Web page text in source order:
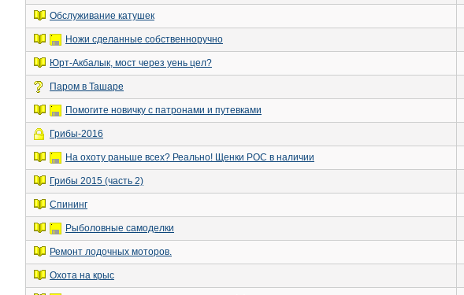
Обслуживание катушек
Ножи сделанные собственноручно
Юрт-Акбалык, мост через уень цел?
Паром в Ташаре
Помогите новичку с патронами и путевками
Грибы-2016
На охоту раньше всех? Реально! Щенки РОС в наличии
Грибы 2015 (часть 2)
Спининг
Рыболовные самоделки
Ремонт лодочных моторов.
Охота на крыс